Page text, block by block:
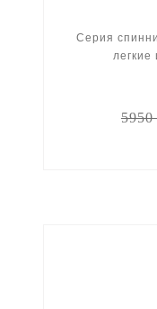
Серия
легкие
5950